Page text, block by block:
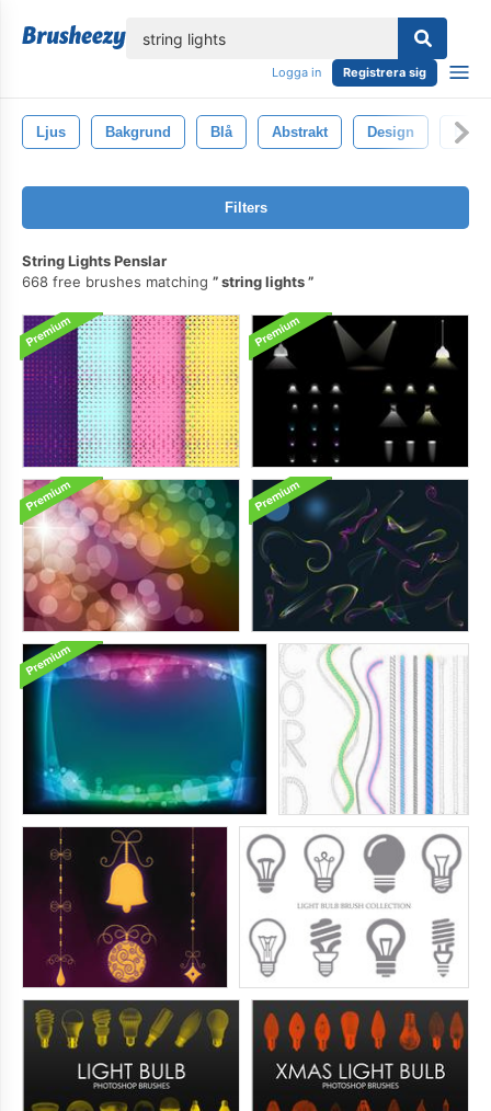
Logga in Registrera sig
Ljus Bakgrund Blå Abstrakt Design
Filters
String Lights Penslar
668 free brushes matching
string lights